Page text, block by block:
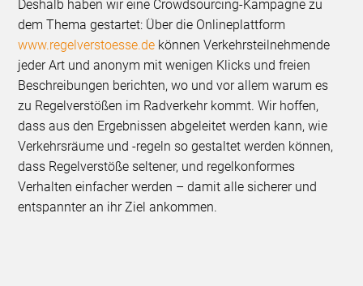
Deshalb haben wir eine Crowdsourcing-Kampagne zu
dem Thema gestartet: Über die Onlineplattform
www.regelverstoesse.de können Verkehrsteilnehmende
jeder Art und anonym mit wenigen Klicks und freien
Beschreibungen berichten, wo und vor allem warum es
zu Regelverstößen im Radverkehr kommt. Wir hoffen,
dass aus den Ergebnissen abgeleitet werden kann, wie
Verkehrsräume und -regeln so gestaltet werden können,
dass Regelverstöße seltener, und regelkonformes
Verhalten einfacher werden – damit alle sicherer und
entspannter an ihr Ziel ankommen.